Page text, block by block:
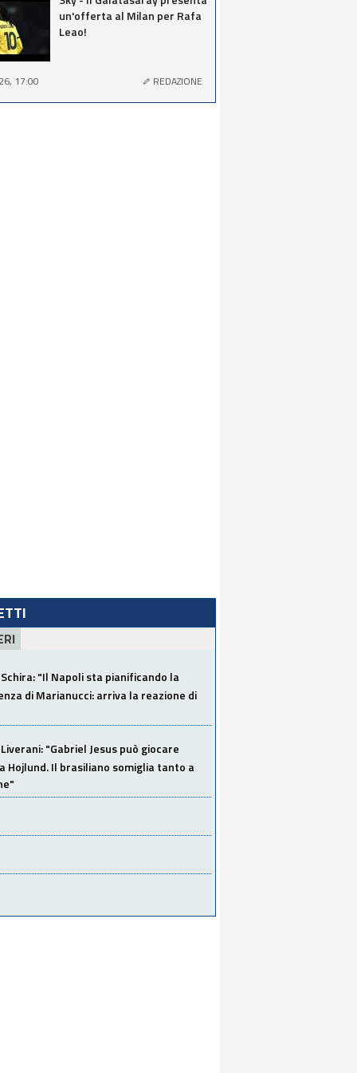
un'offerta al Milan per Rafa
Leao!
17:00 REDAZIONE
Schira: "Il Napoli sta pianificando la
di Marianucci: arriva la reazione di
Liverani: "Gabriel Jesus può giocare
Hojlund. Il brasiliano somiglia tanto a